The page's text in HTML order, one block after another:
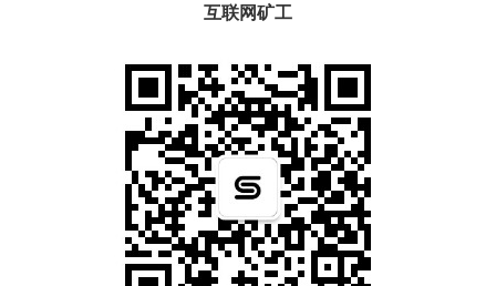
互联网矿工